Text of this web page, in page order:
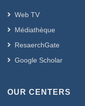
Web TV
Médiathèque
ResaerchGate
Google Scholar
OUR CENTERS